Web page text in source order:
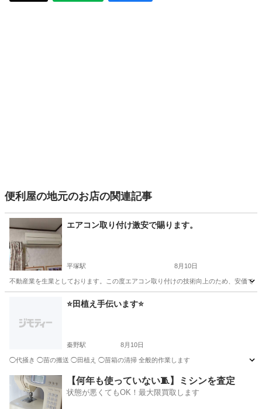
便利屋の地元のお店の関連記事
エアコン取り付け激安で賜ります。
平塚駅 8月10日
不動産業を生業としております。この度エアコン取り付けの技術向上のため、安価で
平塚駅 便利屋
⭐️田植え手伝います⭐️
秦野駅 8月10日
◯代掻き ◯苗の搬送 ◯田植え ◯苗箱の清掃 全般的作業します
神奈川 秦野市 秦野駅 便利屋
【何年も使っていない🧵】ミシンを査定
状態が悪くてもOK！最大限買取します